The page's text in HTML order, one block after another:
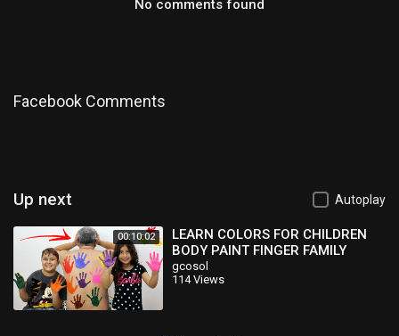
No comments found
Facebook Comments
Up next Autoplay
00:10:02
LEARN COLORS FOR CHILDREN
BODY PAINT FINGER FAMILY
SONG NURSERY RHYMES
LEARNING VIDEO
gcosol
114 Views